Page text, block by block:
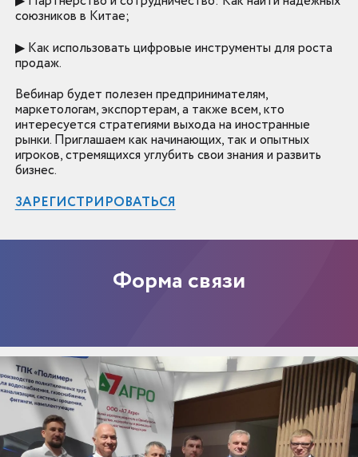
союзников в Китае;
▶ Как использовать цифровые инструменты для роста
продаж.
Вебинар будет полезен предпринимателям,
маркетологам, экспортерам, а также всем, кто
интересуется стратегиями выхода на иностранные
рынки. Приглашаем как начинающих, так и опытных
игроков, стремящихся углубить свои знания и развить
бизнес.
ЗАРЕГИСТРИРОВАТЬСЯ
Форма связи